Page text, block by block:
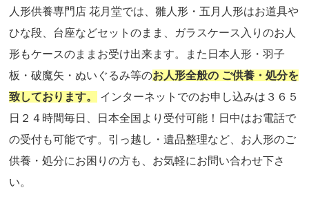
人形供養専門店 花月堂では、雛人形・五月人形はお道具や
ひな段、台座などセットのまま、ガラスケース入りのお人
形もケースのままお受け出来ます。また日本人形・羽子
板・破魔矢・ぬいぐるみ等のお人形全般の ご供養・処分を
致しております。
インターネットでのお申し込みは３６５
日２４時間毎日、日本全国より受付可能！日中はお電話で
の受付も可能です。引っ越し・遺品整理など、お人形のご
供養・処分にお困りの方も、お気軽にお問い合わせ下さ
い。